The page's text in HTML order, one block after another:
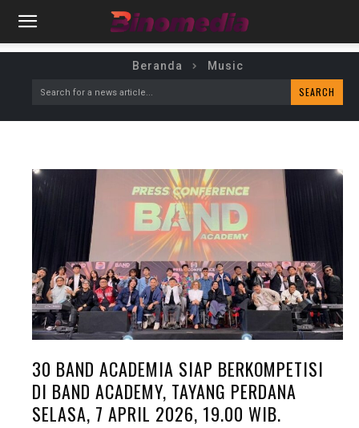
Beranda Music
Search for a news article... SEARCH
30 BAND ACADEMIA SIAP BERKOMPETISI
DI BAND ACADEMY, TAYANG PERDANA
SELASA, 7 APRIL 2026, 19.00 WIB.